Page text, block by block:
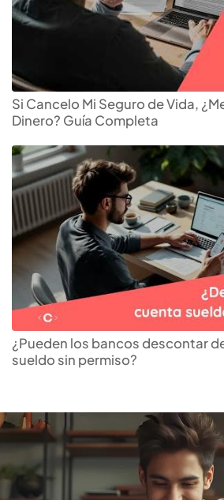
Si Cancelo Mi Seguro de Vida,
Dinero? Guía Completa
¿Pueden los bancos descontar
sueldo sin permiso?
Descubre el
personalque
conviene